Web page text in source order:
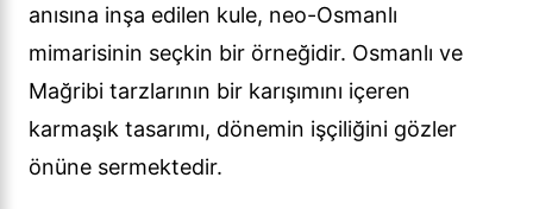
anısına inşa edilen kule, neo-Osmanlı
mimarisinin seçkin bir örneğidir. Osmanlı ve
Mağribi tarzlarının bir karışımını içeren
karmaşık tasarımı, dönemin işçiliğini gözler
önüne sermektedir.